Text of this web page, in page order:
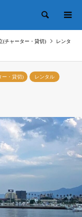
検索
(チャーター・貸切)
レンタ
ー・貸切) レンタル